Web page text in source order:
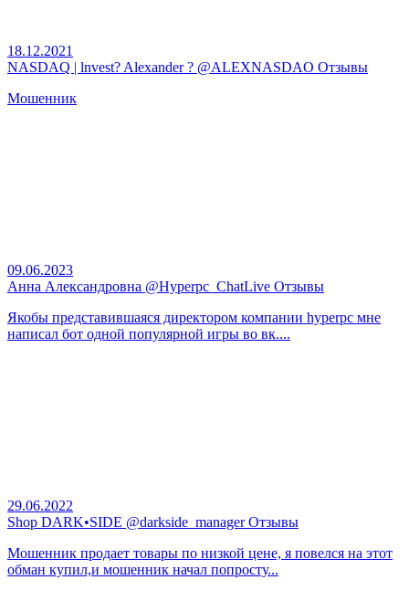
18.12.2021
NASDAQ | lnvest? Alexander ? @ALEXNASDAO Отзывы
Мошенник
09.06.2023
Анна Александровна @Hyperpc_ChatLive Отзывы
Якобы представившаяся директором компании hyperpc мне
написал бот одной популярной игры во вк....
29.06.2022
Shop DARK•SIDE @darkside_manager Отзывы
Мошенник продает товары по низкой цене, я повелся на этот
обман купил,и мошенник начал попросту...